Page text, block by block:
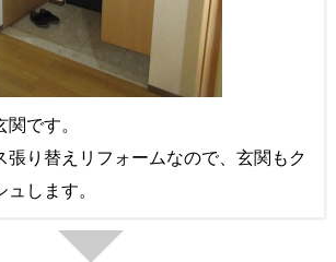
です。
張り替えリフォームなので、玄関もク
します。